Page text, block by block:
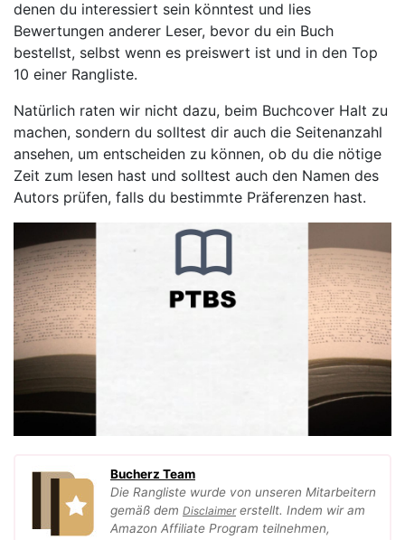
denen du interessiert sein könntest und lies
Bewertungen anderer Leser, bevor du ein Buch
bestellst, selbst wenn es preiswert ist und in den Top
10 einer Rangliste.
Natürlich raten wir nicht dazu, beim Buchcover Halt zu
machen, sondern du solltest dir auch die Seitenanzahl
ansehen, um entscheiden zu können, ob du die nötige
Zeit zum lesen hast und solltest auch den Namen des
Autors prüfen, falls du bestimmte Präferenzen hast.
Bucherz Team
Die Rangliste wurde von unseren Mitarbeitern
gemäß dem Disclaimererstellt. Indem wir am
Amazon Affiliate Program teilnehmen,